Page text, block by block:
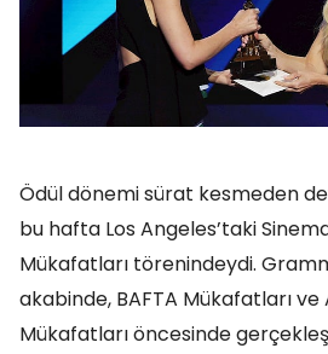
Ödül dönemi sürat kesmeden
bu hafta Los Angeles’taki
Mükafatları törenindeydi.
akabinde, BAFTA Mükafatları
Mükafatları öncesinde